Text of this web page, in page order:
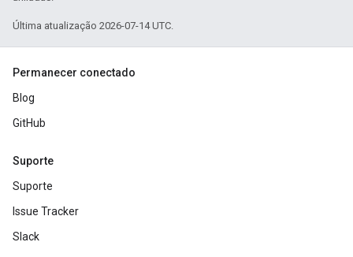
Última atualização 2026-07-14 UTC.
Permanecer conectado
Blog
GitHub
Suporte
Suporte
Issue Tracker
Slack